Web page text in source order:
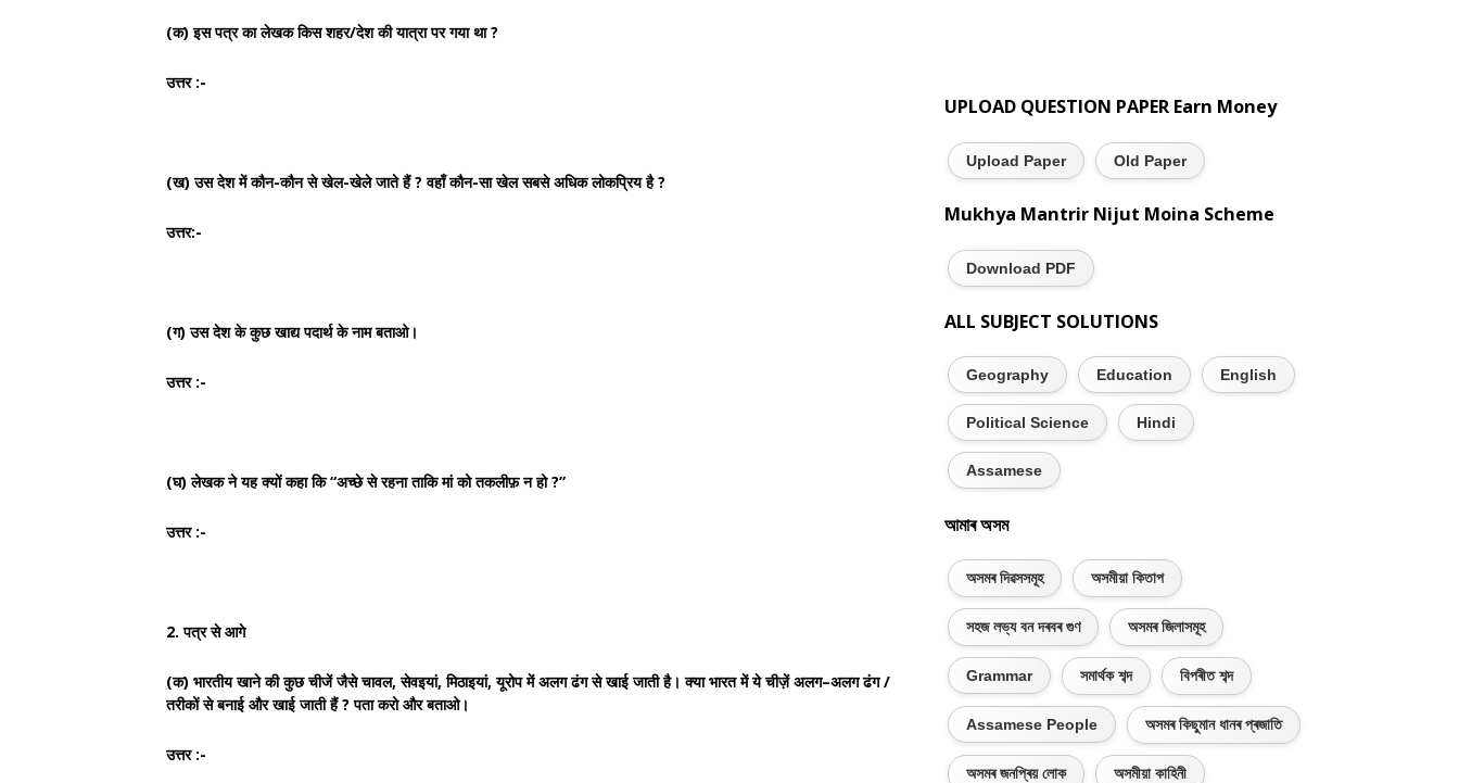
(क) इस पत्र का लेखक किस शहर/देश की यात्रा पर गया था ?
उत्तर :-
(ख) उस देश में कौन-कौन से खेल-खेले जाते हैं ? वहाँ कौन-सा खेल सबसे अधिक लोकप्रिय है ?
उत्तर:-
(ग) उस देश के कुछ खाद्य पदार्थ के नाम बताओ।
उत्तर :-
(घ) लेखक ने यह क्यों कहा कि “अच्छे से रहना ताकि मां को तकलीफ़ न हो ?”
उत्तर :-
2. पत्र से आगे
(क) भारतीय खाने की कुछ चीजें जैसे चावल, सेवइयां, मिठाइयां, यूरोप में अलग ढंग से खाई जाती है। क्या भारत में ये चीज़ें अलग–अलग ढंग /
तरीकों से बनाई और खाई जाती हैं ? पता करो और बताओ।
उत्तर :-
UPLOAD QUESTION PAPER Earn Money
Upload Paper Old Paper
Mukhya Mantrir Nijut Moina Scheme
Download PDF
ALL SUBJECT SOLUTIONS
Geography Education English
Political Science Hindi
Assamese
আমাৰ অসম
অসমৰ দিৱসসমূহ অসমীয়া কিতাপ
সহজ লভ্য বন দৰবৰ গুণ অসমৰ জিলাসমূহ
Grammar সমাৰ্থক শব্দ বিপৰীত শব্দ
Assamese People অসমৰ কিছুমান ধানৰ প্ৰজাতি
অসমৰ জনপ্ৰিয় লোক অসমীয়া কাহিনী